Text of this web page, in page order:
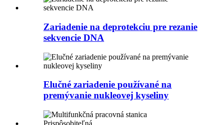
Zariadenie na deprotekciu pre rezanie
sekvencie DNA
Elučné zariadenie používané na
premývanie nukleovej kyseliny